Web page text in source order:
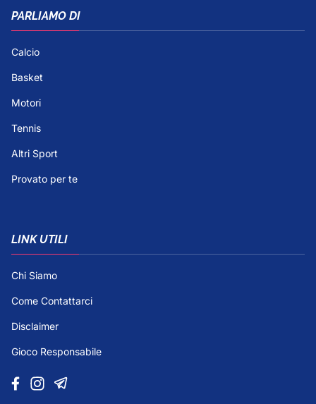
PARLIAMO DI
Calcio
Basket
Motori
Tennis
Altri Sport
Provato per te
LINK UTILI
Chi Siamo
Come Contattarci
Disclaimer
Gioco Responsabile